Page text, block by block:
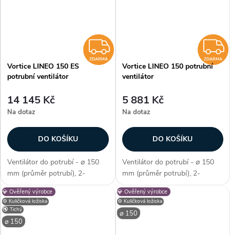
ZDARMA
ZDARMA
Vortice LINEO 150 ES
potrubní ventilátor
14 145 Kč
Na dotaz
DO KOŠÍKU
Ventilátor do potrubí - ⌀ 150
mm (průměr potrubí), 2-
stupňová či plynulá regulace,
EC motor, kuličková ložiska,
průtok vzduchu max. 590
m3/h, max. teplota 60 °C,
příkon 11–55 W,...
ZDARMA
Vortice LINEO 150 potrubní
ventilátor
5 881 Kč
Na dotaz
DO KOŠÍKU
Ventilátor do potrubí - ⌀ 150
mm (průměr potrubí), 2-
stupňová regulace, AC motor,
kuličková ložiska, průtok
vzduchu max. 550 m3/h, max.
teplota 60 °C, příkon 40–58 W,
⚙️ Kuličková ložiska
🔇 Tichý
⌀ 150
💎 Ověřený výrobce
⚙️ Kuličková ložiska
⌀ 150
💎 Ověřený výrobce